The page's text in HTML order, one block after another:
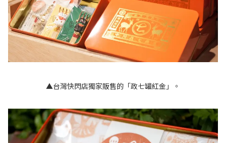
▲台灣快閃店獨家販售的「政七罐紅金」。